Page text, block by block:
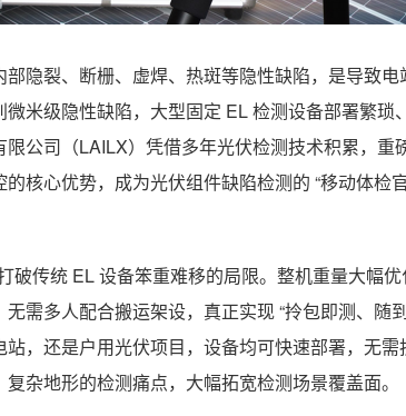
隐裂、断栅、虚焊、热斑等隐性缺陷，是导致
米级隐性缺陷，大型固定 EL 检测设备部署繁琐
公司（LAILX）凭借多年光伏检测技术积累，重
核心优势，成为光伏组件缺陷检测的 “移动体检
破传统 EL 设备笨重难移的局限。整机重量大幅
需多人配合搬运架设，真正实现 “拎包即测、随
，还是户用光伏项目，设备均可快速部署，无需
杂地形的检测痛点，大幅拓宽检测场景覆盖面。